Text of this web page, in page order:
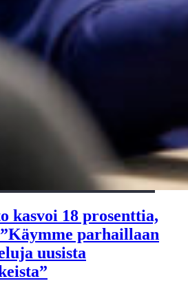
kasvoi 18 prosenttia,
parhaillaan
uusista